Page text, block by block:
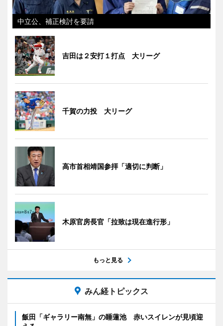
中立公、補正検討を要請
吉田は２安打１打点 大リーグ
千賀の力投 大リーグ
高市首相靖国参拝「適切に判断」
木原官房長官「拉致は現在進行形」
もっと見る
みん経トピックス
飯田「ギャラリー南無」の睡蓮池 赤いスイレンが見頃迎